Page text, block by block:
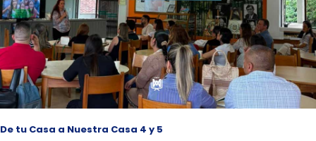
De tu Casa a Nuestra Casa 4 y 5